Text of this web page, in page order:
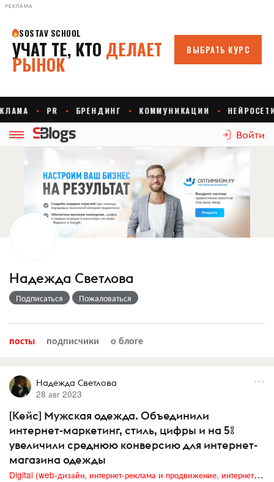
РЕКЛАМА
Войти
Надежда Светлова
Подписаться Пожаловаться
посты подписчики о блоге
Надежда Светлова
28 авг 2023
[Кейс] Мужская одежда. Объединили
интернет-маркетинг, стиль, цифры и на 5%
увеличили среднюю конверсию для интернет-
магазина одежды
Digital (web-дизайн, интернет-реклама и продвижение, интернет-сообщества и блоги, интернет-коммуникации, мобильный маркетинг, реклама на цифровых экранах)